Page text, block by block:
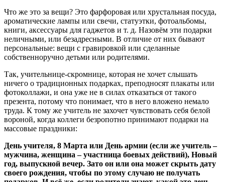
Что же это за вещи? Это фарфоровая или хрустальная посуда,
ароматические лампы или свечи, статуэтки, фотоальбомы,
книги, аксессуары для гаджетов и т. д. Назовём эти подарки
неличными, или безадресными. В отличие от них бывают
персональные: вещи с гравировкой или сделанные
собственноручно детьми или родителями.
Так, учительнице-скромнице, которая не хочет слышать
ничего о традиционных подарках, преподносят плакаты или
фотоколлажи, и она уже не в силах отказаться от такого
презента, потому что понимает, что в него вложено немало
труда. К тому же учитель не захочет чувствовать себя белой
вороной, когда коллеги безропотно принимают подарки на
массовые праздники:
День учителя, 8 Марта или День армии (если же учитель –
мужчина, женщина – участница боевых действий), Новый
год, выпускной вечер. Зато он или она может скрыть дату
своего рождения, чтобы по этому случаю не получать